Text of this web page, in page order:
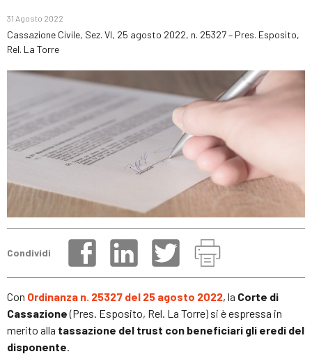
31 Agosto 2022
Cassazione Civile, Sez. VI, 25 agosto 2022, n. 25327 – Pres. Esposito,
Rel. La Torre
Condividi
Con Ordinanza n. 25327 del 25 agosto 2022, la Corte di
Cassazione(Pres. Esposito, Rel. La Torre) si è espressa in
merito alla tassazione del trust con beneficiari gli eredi del
disponente.